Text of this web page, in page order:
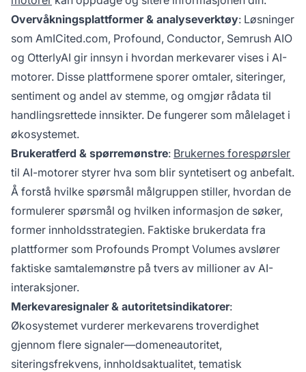
Overvåkningsplattformer & analyseverktøy: Løsninger
som AmICited.com, Profound, Conductor, Semrush AIO
og OtterlyAI gir innsyn i hvordan merkevarer vises i AI-
motorer. Disse plattformene sporer omtaler, siteringer,
sentiment og andel av stemme, og omgjør rådata til
handlingsrettede innsikter. De fungerer som målelaget i
økosystemet.
Brukeratferd & spørremønstre: Brukernes forespørsler
til AI-motorer styrer hva som blir syntetisert og anbefalt.
Å forstå hvilke spørsmål målgruppen stiller, hvordan de
formulerer spørsmål og hvilken informasjon de søker,
former innholdsstrategien. Faktiske brukerdata fra
plattformer som Profounds Prompt Volumes avslører
faktiske samtalemønstre på tvers av millioner av AI-
interaksjoner.
Merkevaresignaler & autoritetsindikatorer:
Økosystemet vurderer merkevarens troverdighet
gjennom flere signaler—domeneautoritet,
siteringsfrekvens, innholdsaktualitet, tematisk